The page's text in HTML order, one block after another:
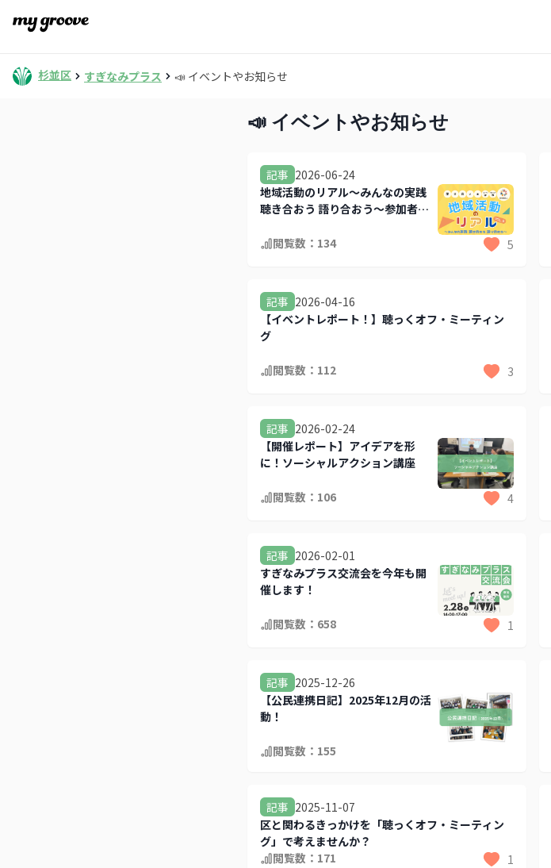
杉並区 すぎなみプラス 📣 イベントやお知らせ
📣 イベントやお知らせ
記事 2026-06-24
地域活動のリアル～みんなの実践
聴き合おう 語り合おう～参加者募
閲覧数： 134 5
記事 2026-04-16
【イベントレポート！】聴っくオフ・ミーティン
グ
閲覧数： 112 3
記事 2026-02-24
【開催レポート】アイデアを形
に！ソーシャルアクション講座
閲覧数： 106 4
記事 2026-02-01
すぎなみプラス交流会を今年も開
催します！
閲覧数： 658 1
記事 2025-12-26
【公民連携日記】2025年12月の活
動！
閲覧数： 155
記事 2025-11-07
区と関わるきっかけを「聴っくオフ・ミーティン
グ」で考えませんか？
閲覧数： 171 1